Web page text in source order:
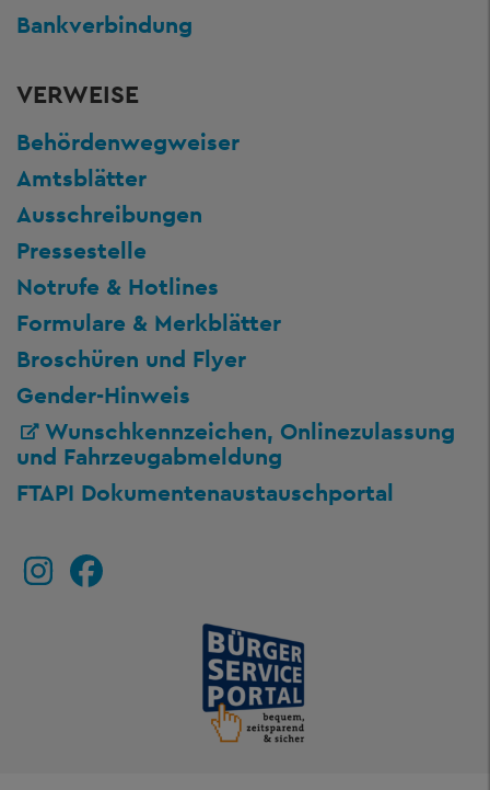
Bankverbindung
VERWEISE
Behördenwegweiser
Amtsblätter
Ausschreibungen
Pressestelle
Notrufe & Hotlines
Formulare & Merkblätter
Broschüren und Flyer
Gender-Hinweis
Wunschkennzeichen, Onlinezulassung
und Fahrzeugabmeldung
FTAPI Dokumentenaustauschportal